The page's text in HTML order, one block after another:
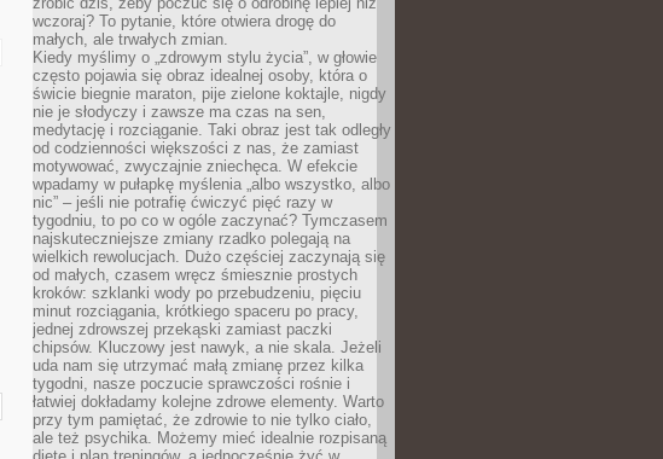
wczoraj? To pytanie, które otwiera drogę do
małych, ale trwałych zmian.
Kiedy myślimy o „zdrowym stylu życia”, w głowie
często pojawia się obraz idealnej osoby, która o
świcie biegnie maraton, pije zielone koktajle, nigdy
nie je słodyczy i zawsze ma czas na sen,
medytację i rozciąganie. Taki obraz jest tak odległy
od codzienności większości z nas, że zamiast
motywować, zwyczajnie zniechęca. W efekcie
wpadamy w pułapkę myślenia „albo wszystko, albo
nic” – jeśli nie potrafię ćwiczyć pięć razy w
tygodniu, to po co w ogóle zaczynać? Tymczasem
najskuteczniejsze zmiany rzadko polegają na
wielkich rewolucjach. Dużo częściej zaczynają się
od małych, czasem wręcz śmiesznie prostych
kroków: szklanki wody po przebudzeniu, pięciu
minut rozciągania, krótkiego spaceru po pracy,
jednej zdrowszej przekąski zamiast paczki
chipsów. Kluczowy jest nawyk, a nie skala. Jeżeli
uda nam się utrzymać małą zmianę przez kilka
tygodni, nasze poczucie sprawczości rośnie i
łatwiej dokładamy kolejne zdrowe elementy. Warto
przy tym pamiętać, że zdrowie to nie tylko ciało,
ale też psychika. Możemy mieć idealnie rozpisaną